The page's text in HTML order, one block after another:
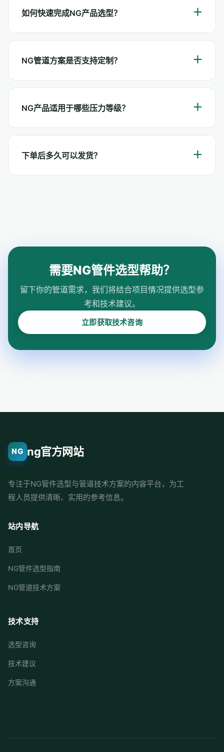
如何快速完成NG产品选型？
NG管道方案是否支持定制？
NG产品适用于哪些压力等级？
下单后多久可以发货？
需要NG管件选型帮助？
留下你的管道需求，我们将结合项目情况提供选型参
考和技术建议。
立即获取技术咨询
NG ng官方网站
专注于NG管件选型与管道技术方案的内容平台，为工
程人员提供清晰、实用的参考信息。
站内导航
首页
NG管件选型指南
NG管道技术方案
技术支持
选型咨询
技术建议
方案沟通